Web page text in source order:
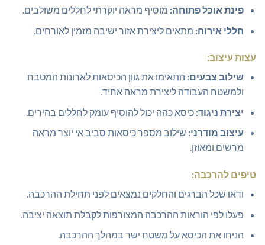
פינת אוכל פתוחה: מוסיף מראה יוקרתי לחללים משולבים.
חללי אירוח: מתאים ליצירת אזור ישיבה מזמין לאורחים.
עצות עיצוב:
שילוב צבעים: התאימו את גוון הכיסאות לארונות המטבח
ולמשטח העבודה ליצירת מראה אחיד.
יצירת ניגוד: כיסא כהה יכול להוסיף עומק לחללים בהירים.
עיצוב מודרני: שילוב מספר כיסאות סביב אי יוצר מראה
מרשים ומאוזן.
טיפים להרכבה:
ודאו שכל הברגים והחלקים נמצאים לפני תחילת ההרכבה.
פעלו לפי הוראות ההרכבה המצורפות לקבלת תוצאה יציבה.
הניחו את הכיסא על משטח ישר במהלך ההרכבה.